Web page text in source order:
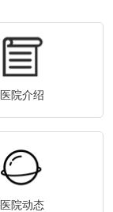
医院介绍
医院动态